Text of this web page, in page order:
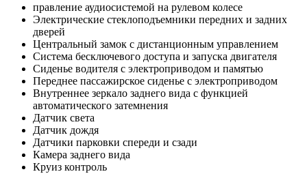
правление аудиосистемой на рулевом колесе
Электрические стеклоподъемники передних и задних
дверей
Центральный замок с дистанционным управлением
Система бесключевого доступа и запуска двигателя
Сиденье водителя с электроприводом и памятью
Переднее пассажирское сиденье с электроприводом
Внутреннее зеркало заднего вида с функцией
автоматического затемнения
Датчик света
Датчик дождя
Датчики парковки спереди и сзади
Камера заднего вида
Круиз контроль